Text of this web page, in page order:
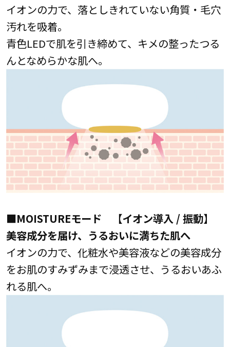
イオンの力で、落としきれていない角質・毛穴
汚れを吸着。
青色LEDで肌を引き締めて、キメの整ったつる
んとなめらかな肌へ。
■MOISTUREモード 【イオン導入 / 振動】
美容成分を届け、うるおいに満ちた肌へ
イオンの力で、化粧水や美容液などの美容成分
をお肌のすみずみまで浸透させ、うるおいあふ
れる肌へ。